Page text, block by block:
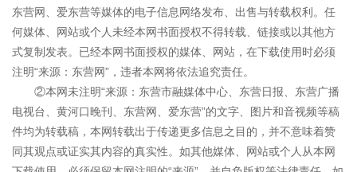
东营网、爱东营等媒体的电子信息网络发布、出售与转载权利。任
何媒体、网站或个人未经本网书面授权不得转载、链接或以其他方
式复制发表。已经本网书面授权的媒体、网站，在下载使用时必须
注明“来源：东营网”，违者本网将依法追究责任。
②本网未注明“来源：东营市融媒体中心、东营日报、东营广播
电视台、黄河口晚刊、东营网、爱东营”的文字、图片和音视频等稿
件均为转载稿，本网转载出于传递更多信息之目的，并不意味着赞
同其观点或证实其内容的真实性。如其他媒体、网站或个人从本网